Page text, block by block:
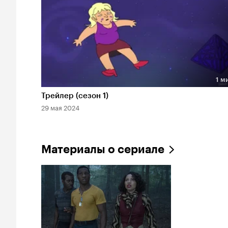
Длительность 1 мин
1
Трейлер (сезон 1)
29 мая 2024
Материалы о сериале